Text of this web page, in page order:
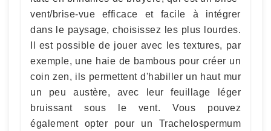
vent/brise-vue efficace et facile à intégrer
dans le paysage, choisissez les plus lourdes.
Il est possible de jouer avec les textures, par
exemple, une haie de bambous pour créer un
coin zen, ils permettent d'habiller un haut mur
un peu austère, avec leur feuillage léger
bruissant sous le vent. Vous pouvez
également opter pour un Trachelospermum